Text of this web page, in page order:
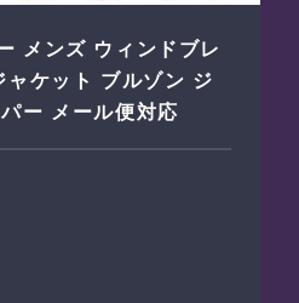
メンズ ウィンドブレ
ャケット ブルゾン ジ
ー メール便対応